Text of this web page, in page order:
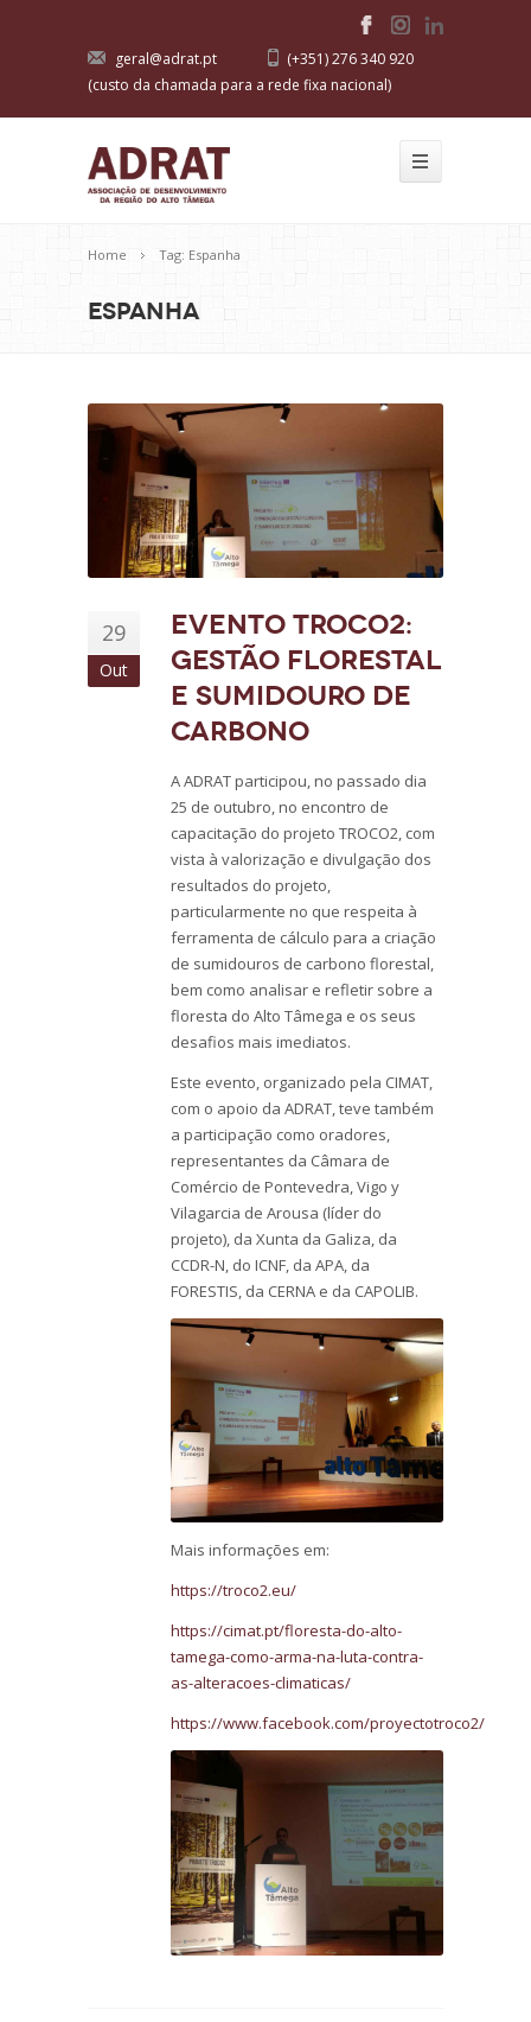
geral@adrat.pt
(+351) 276 340 920
(custo da chamada para a rede fixa nacional)
Home Tag: Espanha
Espanha
29
Out
Evento TROCO2:
gestão florestal
e sumidouro de
carbono
A ADRAT participou, no passado dia
25 de outubro, no encontro de
capacitação do projeto TROCO2, com
vista à valorização e divulgação dos
resultados do projeto,
particularmente no que respeita à
ferramenta de cálculo para a criação
de sumidouros de carbono florestal,
bem como analisar e refletir sobre a
floresta do Alto Tâmega e os seus
desafios mais imediatos.
Este evento, organizado pela CIMAT,
com o apoio da ADRAT, teve também
a participação como oradores,
representantes da Câmara de
Comércio de Pontevedra, Vigo y
Vilagarcia de Arousa (líder do
projeto), da Xunta da Galiza, da
CCDR-N, do ICNF, da APA, da
FORESTIS, da CERNA e da CAPOLIB.
Mais informações em:
https://troco2.eu/
https://cimat.pt/floresta-do-alto-
tamega-como-arma-na-luta-contra-
as-alteracoes-climaticas/
https://www.facebook.com/proyectotroco2/